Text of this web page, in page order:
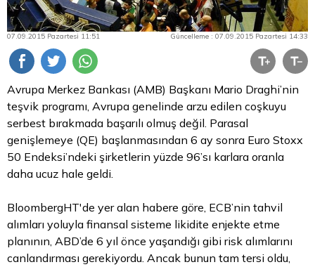
07.09.2015 Pazartesi 11:51 Güncelleme : 07.09.2015 Pazartesi 14:33
Avrupa Merkez Bankası (AMB) Başkanı Mario Draghi’nin
teşvik programı, Avrupa genelinde arzu edilen coşkuyu
serbest bırakmada başarılı olmuş değil. Parasal
genişlemeye (QE) başlanmasından 6 ay sonra Euro Stoxx
50 Endeksi’ndeki şirketlerin yüzde 96’sı karlara oranla
daha ucuz hale geldi.
BloombergHT'de yer alan habere göre, ECB’nin tahvil
alımları yoluyla finansal sisteme likidite enjekte etme
planının, ABD’de 6 yıl önce yaşandığı gibi risk alımlarını
canlandırması gerekiyordu. Ancak bunun tam tersi oldu,